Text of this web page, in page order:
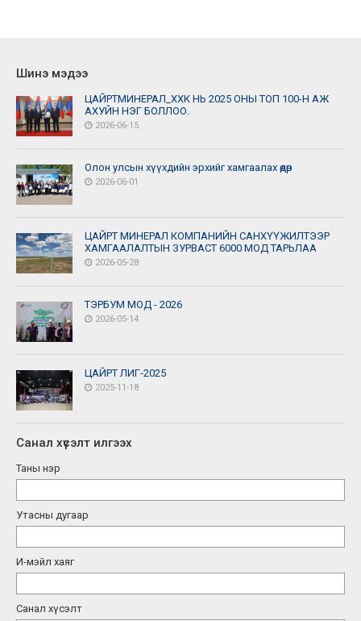
Шинэ мэдээ
ЦАЙРТМИНЕРАЛ_ХХК НЬ 2025 ОНЫ ТОП 100-Н АЖ
АХУЙН НЭГ БОЛЛОО.
2026-06-15
Олон улсын хүүхдийн эрхийг хамгаалах өдөр
2026-06-01
ЦАЙРТ МИНЕРАЛ КОМПАНИЙН САНХҮҮЖИЛТЭЭР
ХАМГААЛАЛТЫН ЗУРВАСТ 6000 МОД ТАРЬЛАА
2026-05-28
ТЭРБУМ МОД - 2026
2026-05-14
ЦАЙРТ ЛИГ-2025
2025-11-18
Санал хүсэлт илгээх
Таны нэр
Утасны дугаар
И-мэйл хаяг
Санал хүсэлт